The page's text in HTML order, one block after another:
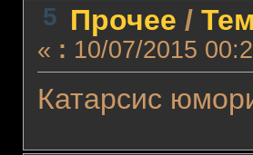
5 Прочее /
« : 10/07/2015
Катарсис